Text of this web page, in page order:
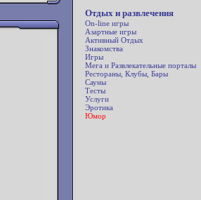
Отдых и развлечения
On-line игры
Азартные игры
Активный Отдых
Знакомства
Игры
Мега и Развлекательные порталы
Рестораны, Клубы, Бары
Сауны
Тесты
Услуги
Эротика
Юмор